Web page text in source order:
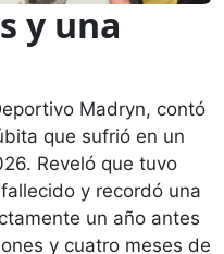
y una
Madryn, contó
que sufrió en un
Reveló que tuvo
y recordó una
un año antes
y cuatro meses de